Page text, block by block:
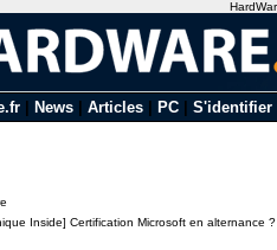
| News| Articles| PC| S'identifier|
Inside] Certification Microsoft en alternance ?